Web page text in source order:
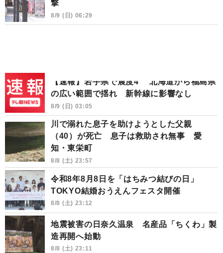
撃
8/9 (日) 06:29
【速報】岩手県で震度4 北海道から福島県
の広い範囲で揺れ 新幹線に影響なし
8/9 (日) 03:05
川で溺れた息子を助けようとした父親
（40）が死亡 息子は救助され無事 愛
知・東栄町
8/8 (土) 23:57
令和8年8月8日を「はちみつ結びの日」
TOKYO結婚おうえんフェスタ開催
8/8 (土) 23:12
地震被害の日奈久温泉 名産品「ちくわ」製
造再開へ始動
8/8 (土) 23:11